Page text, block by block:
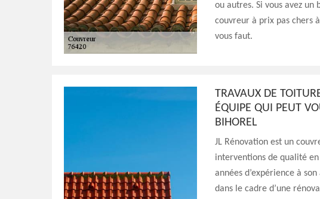
ou autres. Si vous avez
couvreur à prix pas chers
vous faut.
TRAVAUX DE
ÉQUIPE QUI PEUT
BIHOREL
JL Rénovation est un
interventions de qualité
années d’expérience à
dans le cadre d’une